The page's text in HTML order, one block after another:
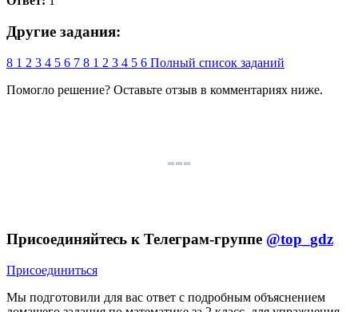
Другие задания:
8 1 2 3 4 5 6 7 8 1 2 3 4 5 6 Полный список заданий
Помогло решение? Оставьте отзыв в комментариях ниже.
Присоединяйтесь к Телеграм-группе @top_gdz
Присоединиться
Мы подготовили для вас ответ c подробным объяснением